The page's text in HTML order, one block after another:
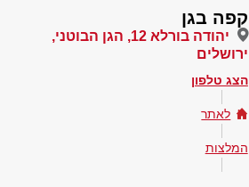
קפה בגן
יהודה בורלא 12, הגן הבוטני,
ירושלים
הצג טלפון
לאתר
המלצות